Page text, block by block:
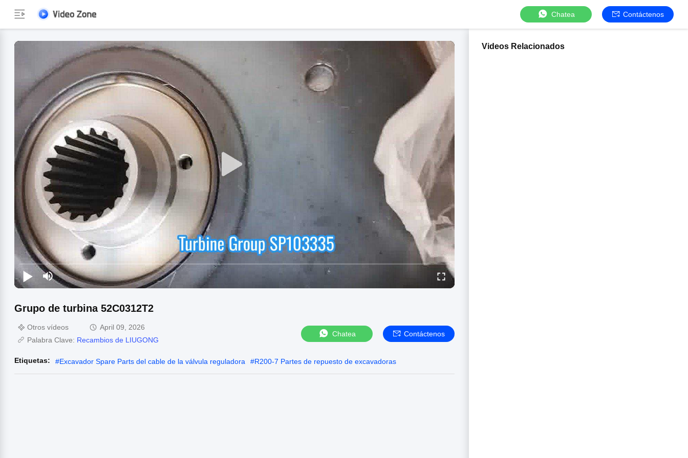
Chatea Contáctenos
Grupo de turbina 52C0312T2
Otros vídeos
April 09, 2026
Palabra Clave: Recambios de LIUGONG
Chatea Contáctenos
Etiquetas: #Excavador Spare Parts del cable de la válvula reguladora #R200-7 Partes de repuesto de excavadoras
Videos Relacionados